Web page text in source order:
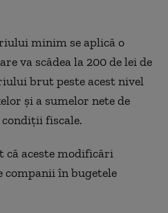
minim se aplică o
va scădea la 200 de lei de
brut peste acest nivel
și a sumelor nete de
fiscale.
că aceste modificări
companii în bugetele